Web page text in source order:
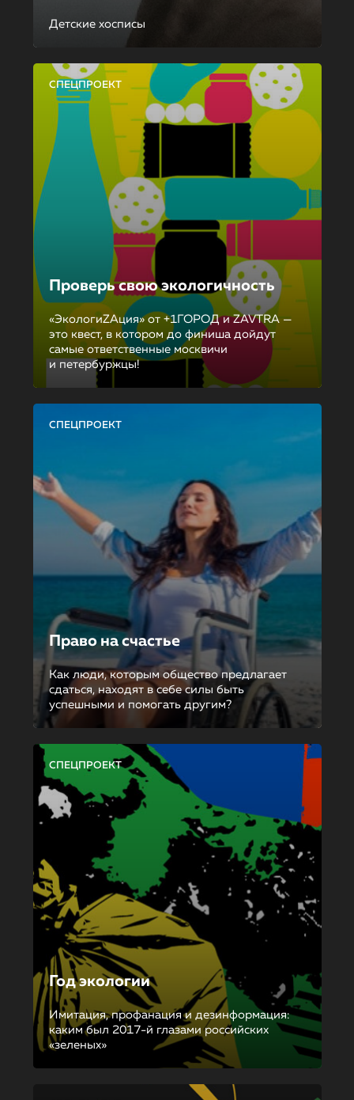
Детские хосписы
СПЕЦПРОЕКТ
Проверь свою экологичность
«ЭкологиZAция» от +1ГОРОД и ZAVTRA —
это квест, в котором до финиша дойдут
самые ответственные москвичи
и петербуржцы!
СПЕЦПРОЕКТ
Право на счастье
Как люди, которым общество предлагает
сдаться, находят в себе силы быть
успешными и помогать другим?
СПЕЦПРОЕКТ
Год экологии
Имитация, профанация и дезинформация:
каким был 2017-й глазами российских
«зеленых»